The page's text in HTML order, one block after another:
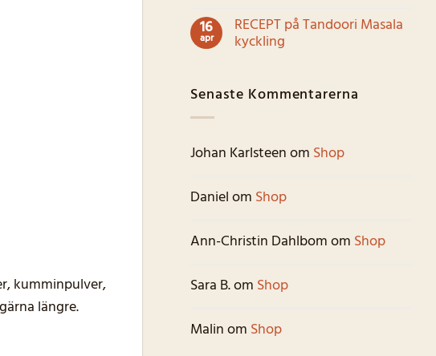
kumminpulver,
längre.
till
Chef
Paul
Prudhomme
16
apr
RECEPT på Tandoori Masala
kyckling
RECEPT
på
Senaste Kommentarerna
Johan Karlsteenom Shop
Danielom Shop
Ann-Christin Dahlbomom Shop
Sara B.om Shop
Malinom Shop